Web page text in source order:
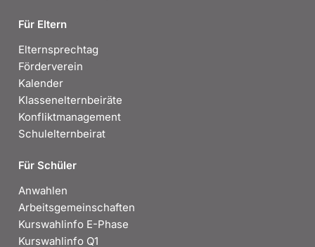
Für Eltern
Elternsprechtag
Förderverein
Kalender
Klassenelternbeiräte
Konfliktmanagement
Schulelternbeirat
Für Schüler
Anwahlen
Arbeitsgemeinschaften
Kurswahlinfo E-Phase
Kurswahlinfo Q1